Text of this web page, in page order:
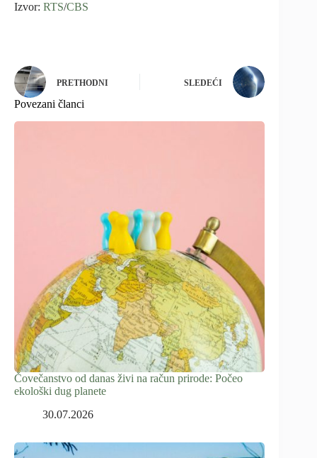
Izvor: RTS/CBS
PRETHODNI SLEDEĆI
Povezani članci
Čovečanstvo od danas živi na račun prirode: Počeo
ekološki dug planete
30.07.2026